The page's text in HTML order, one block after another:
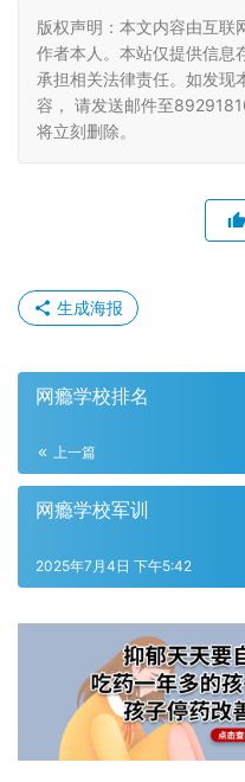
版权声明：本文内容由互联
作者本人。本站仅提供信息
承担相关法律责任。如发现
容， 请发送邮件至
将立刻删除。
生成海报
网瘾学校排名
上一篇
网瘾学校军训
2025年7月4日 下午5:42